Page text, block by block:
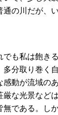
の川だが、
も私は飽き
分取り巻く
動が流域の
な光景など
である。し